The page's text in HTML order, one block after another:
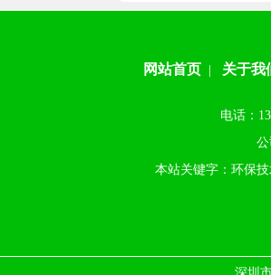
网站首页 关于我
电话：
本站关键字：环保